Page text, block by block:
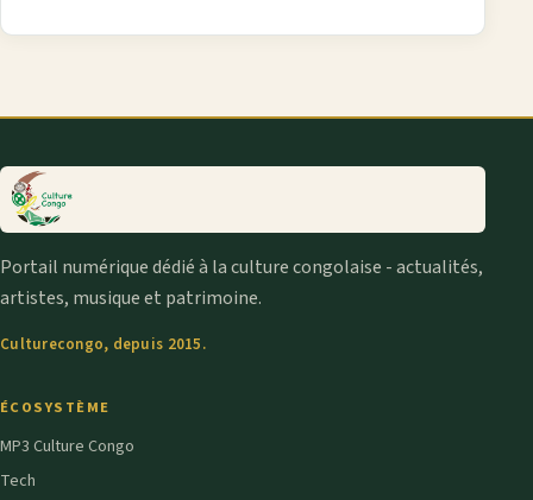
Portail numérique dédié à la culture congolaise - actualités,
artistes, musique et patrimoine.
Culturecongo, depuis 2015.
ÉCOSYSTÈME
MP3 Culture Congo
Tech